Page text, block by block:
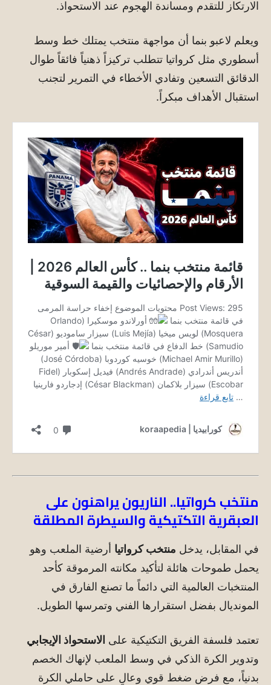
الارتكاز للتقدم ومساندة الهجوم عند الاستحواذ.
ويعلم لاعبو بنما أن مواجهة منتخب يمتلك خط وسط
أسطوري مثل كرواتيا تتطلب تركيزاً ذهنياً فائقاً طوال
الدقائق التسعين وتفادي الأخطاء في التمرير لتجنب
استقبال الأهداف مبكراً.
منتخب كرواتيا.. الناريون يراهنون على
العبقرية التكتيكية والسيطرة المطلقة
في المقابل، يدخل منتخب كرواتيا أرضية الملعب وهو
يحمل طموحات هائلة لتأكيد مكانته المرموقة كأحد
المنتخبات العالمية التي دائماً ما تصنع الفارق في
المونديال بفضل استقرارها الفني وتمرسها الطويل.
تعتمد فلسفة الفريق التكتيكية على الاستحواذ الإيجابي
وتدوير الكرة الذكي في وسط الملعب لإنهاك الخصم
بدنياً، مع فرض ضغط قوي وعالٍ على حاملي الكرة